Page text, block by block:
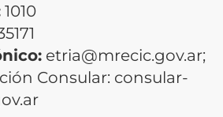
1010
etria@mrecic.gov.ar;
Consular: consular-